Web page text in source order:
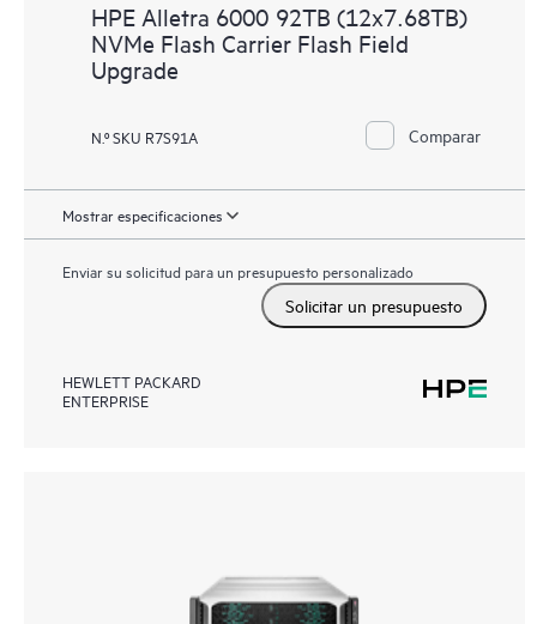
HPE Alletra 6000 92TB (12x7.68TB)
NVMe Flash Carrier Flash Field
Upgrade
N.º SKU R7S91A Comparar
Mostrar especificaciones
Enviar su solicitud para un presupuesto personalizado
Solicitar un presupuesto
HEWLETT PACKARD
ENTERPRISE